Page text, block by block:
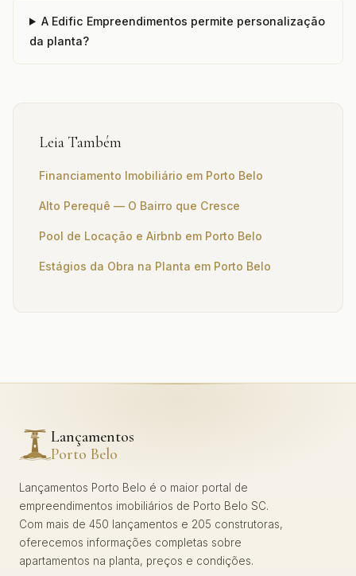
A Edific Empreendimentos permite personalização
da planta?
Leia Também
Financiamento Imobiliário em Porto Belo
Alto Perequê — O Bairro que Cresce
Pool de Locação e Airbnb em Porto Belo
Estágios da Obra na Planta em Porto Belo
Lançamentos
Porto Belo
Lançamentos Porto Belo é o maior portal de
empreendimentos imobiliários de Porto Belo SC.
Com mais de 450 lançamentos e 205 construtoras,
oferecemos informações completas sobre
apartamentos na planta, preços e condições.